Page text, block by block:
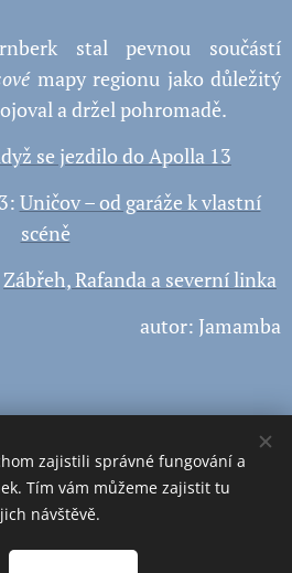
stal pevnou součástí
mapy regionu jako důležitý
a držel pohromadě.
se jezdilo do Apolla 13
Uničov – od garáže k vlastní
scéně
Zábřeh, Rafanda a severní linka
autor: Jamamba
poskytlPexels
zajistili správné fungování a
Tím vám můžeme zajistit tu
návštěvě.